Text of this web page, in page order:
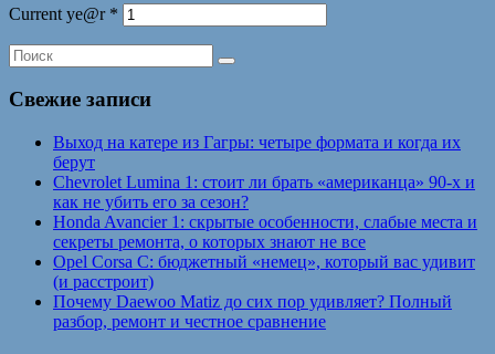
Current ye@r *
Свежие записи
Выход на катере из Гагры: четыре формата и когда их
берут
Chevrolet Lumina 1: стоит ли брать «американца» 90-х и
как не убить его за сезон?
Honda Avancier 1: скрытые особенности, слабые места и
секреты ремонта, о которых знают не все
Opel Corsa C: бюджетный «немец», который вас удивит
(и расстроит)
Почему Daewoo Matiz до сих пор удивляет? Полный
разбор, ремонт и честное сравнение